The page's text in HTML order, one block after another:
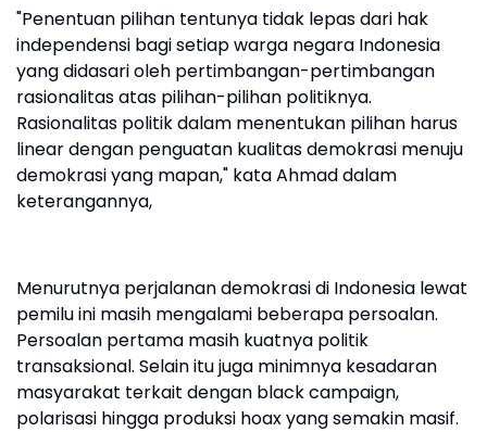
"Penentuan pilihan tentunya tidak lepas dari hak
independensi bagi setiap warga negara Indonesia
yang didasari oleh pertimbangan-pertimbangan
rasionalitas atas pilihan-pilihan politiknya.
Rasionalitas politik dalam menentukan pilihan harus
linear dengan penguatan kualitas demokrasi menuju
demokrasi yang mapan," kata Ahmad dalam
keterangannya,
Menurutnya perjalanan demokrasi di Indonesia lewat
pemilu ini masih mengalami beberapa persoalan.
Persoalan pertama masih kuatnya politik
transaksional. Selain itu juga minimnya kesadaran
masyarakat terkait dengan black campaign,
polarisasi hingga produksi hoax yang semakin masif.